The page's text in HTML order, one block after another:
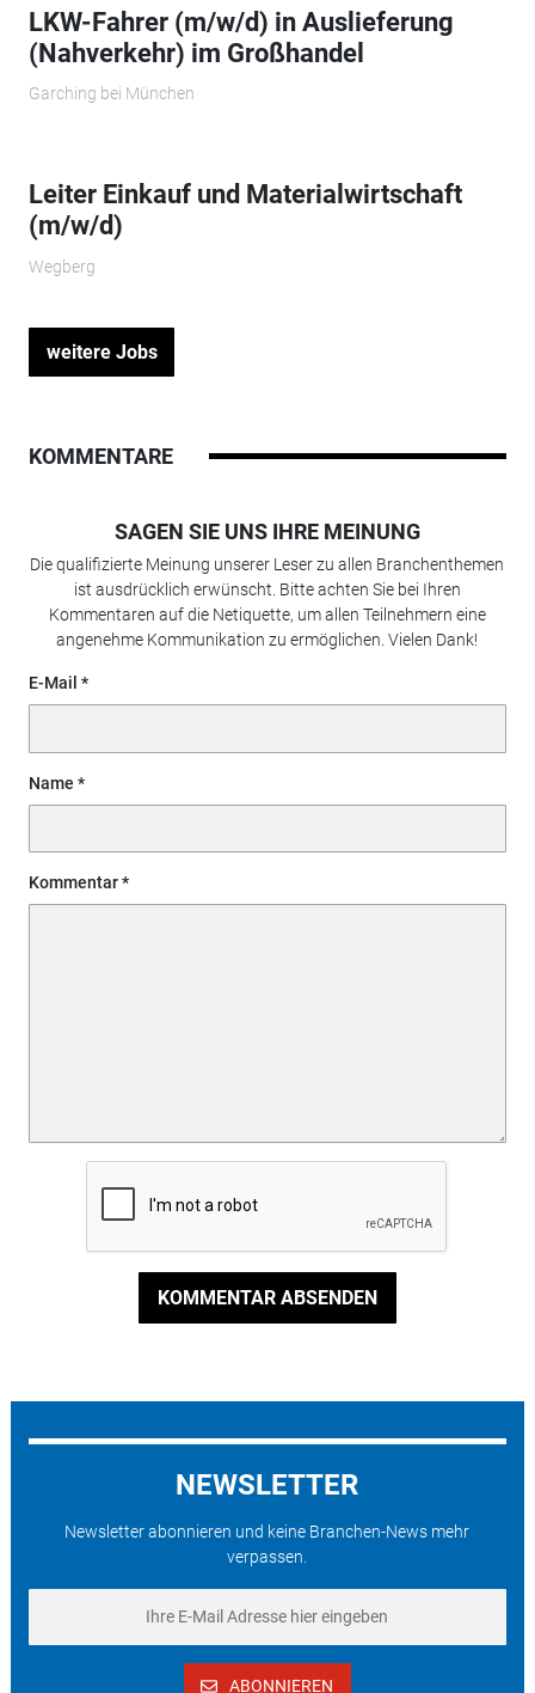
LKW-Fahrer (m/w/d) in Auslieferung
(Nahverkehr) im Großhandel
Garching bei München
Leiter Einkauf und Materialwirtschaft
(m/w/d)
Wegberg
weitere Jobs
KOMMENTARE
SAGEN SIE UNS IHRE MEINUNG
Die qualifizierte Meinung unserer Leser zu allen Branchenthemen
ist ausdrücklich erwünscht. Bitte achten Sie bei Ihren
Kommentaren auf die Netiquette, um allen Teilnehmern eine
angenehme Kommunikation zu ermöglichen. Vielen Dank!
E-Mail
Name
Kommentar
KOMMENTAR ABSENDEN
NEWSLETTER
Newsletter abonnieren und keine Branchen-News mehr
verpassen.
ABONNIEREN